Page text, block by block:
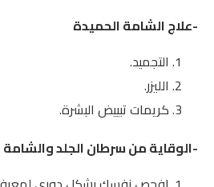
-علاج الشامة الحميدة
التجميد.
الليزر.
كريمات تبييض البشرة.
-الوقاية من سرطان الجلد والشامة